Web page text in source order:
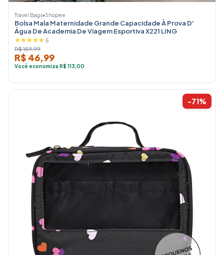
Travel Bags•Shopee
Bolsa Mala Maternidade Grande Capacidade À Prova D'
Água De Academia De Viagem Esportiva X221 LING
5
R$ 159,99
R$ 46,99
Você economiza R$ 113,00
-71%